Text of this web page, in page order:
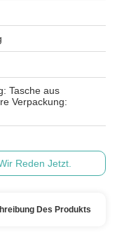
Tasche aus
Verpackung:
Reden Jetzt.
Des Produkts